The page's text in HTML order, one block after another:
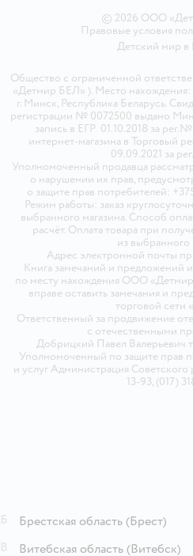
© 2026 ООО
Правовые условия
Детский мир в
Общество с ограниченной
«Детмир БЕЛ» ). Место нахождения:
г. Минск, Республика Беларусь.
регистрации № 0072500 выдано
запись в ЕГР 01.10.2018 за
интернет-магазина в Торговый
09.09.2021 за
Уполномоченный продавца
о нарушении их прав,
о защите прав потребителей:
Режим работы: заказ
выбранного магазина. Способ
расчёт. Оплата товара при
из выбранного
Адрес электронной почты
Книга замечаний и предложений
по месту нахождения ООО
вправе оставить замечания и
торговой сети
Ответственный за продвижение
с отечественными
Добрицкий Павел Валерьевич
Уполномоченный по защите прав
и услуг Администрация Советского
13-93, (017)
Брестская область (Брест)
Витебская область (Витебск)